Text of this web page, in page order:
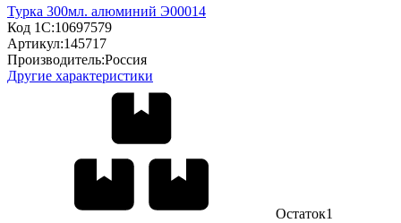
Турка 300мл. алюминий Э00014
Код 1С:10697579
Артикул:145717
Производитель:Россия
Другие характеристики
Остаток1